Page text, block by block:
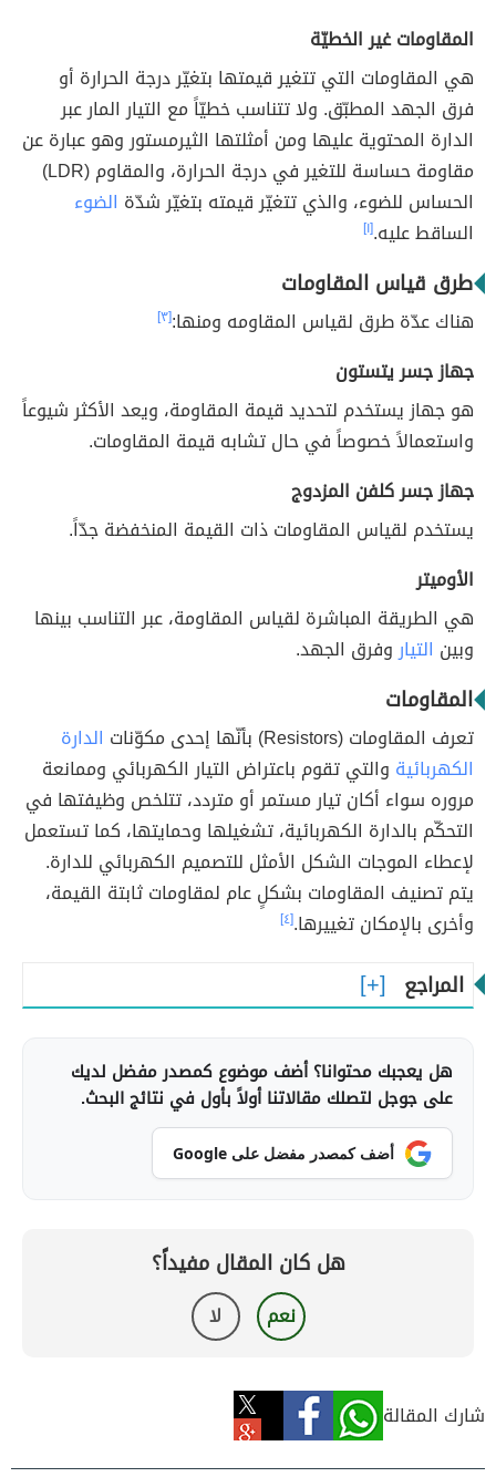
المقاومات غير الخطيّة
هي المقاومات التي تتغير قيمتها بتغيّر درجة الحرارة أو
فرق الجهد المطبّق. ولا تتناسب خطيّاً مع التيار المار عبر
الدارة المحتوية عليها ومن أمثلتها الثيرمستور وهو عبارة عن
مقاومة حساسة للتغير في درجة الحرارة، والمقاوم (LDR)
الحساس للضوء، والذي تتغيّر قيمته بتغيّر شدّة الضوء
الساقط عليه.[١]
طرق قياس المقاومات
هناك عدّة طرق لقياس المقاومه ومنها:[٣]
جهاز جسر يتستون
هو جهاز يستخدم لتحديد قيمة المقاومة، ويعد الأكثر شيوعاً
واستعمالاً خصوصاً في حال تشابه قيمة المقاومات.
جهاز جسر كلفن المزدوج
يستخدم لقياس المقاومات ذات القيمة المنخفضة جدّاً.
الأوميتر
هي الطريقة المباشرة لقياس المقاومة، عبر التناسب بينها
وبين التياروفرق الجهد.
المقاومات
تعرف المقاومات (Resistors) بأنّها إحدى مكوّنات
الدارة
الكهربائية والتي تقوم باعتراض التيار الكهربائي وممانعة
مروره سواء أكان تيار مستمر أو متردد، تتلخص وظيفتها في
التحكّم بالدارة الكهربائية، تشغيلها وحمايتها، كما تستعمل
لإعطاء الموجات الشكل الأمثل للتصميم الكهربائي للدارة.
يتم تصنيف المقاومات بشكلٍ عام لمقاومات ثابتة القيمة،
وأخرى بالإمكان تغييرها.[٤]
المراجع
هل يعجبك محتوانا؟ أضف موضوع كمصدر مفضل لديك
على جوجل لتصلك مقالاتنا أولاً بأول في نتائج البحث.
أضف كمصدر مفضل على Google
هل كان المقال مفيداً؟
نعم لا
شارك المقالة